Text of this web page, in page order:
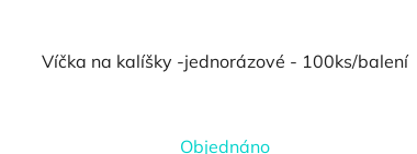
Víčka na kalíšky -jednorázové - 100ks/balení
Objednáno